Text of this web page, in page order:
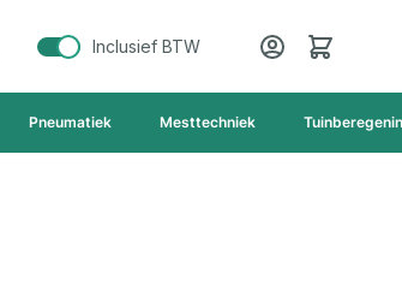
Inclusief BTW Cart
Pneumatiek Mesttechniek